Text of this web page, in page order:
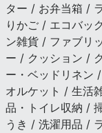
ター / お弁当箱 /
りかご / エコバッ
ン雑貨 / ファブリ
ー / クッション /
ー・ベッドリネン
オルケット / 生活
品・トイレ収納 /
うき / 洗濯用品 /